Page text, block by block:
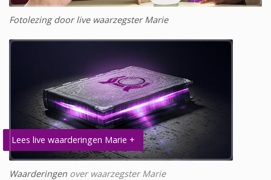
Fotolezing door live waarzegster Marie
Lees live waarderingen Marie +
Waarderingen over waarzegster Marie